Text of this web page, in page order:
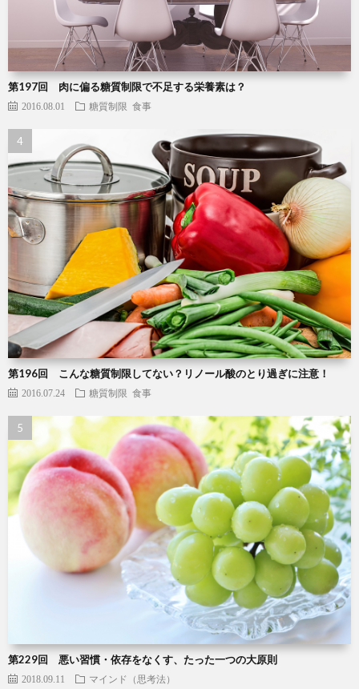
第197回 肉に偏る糖質制限で不足する栄養素は？
2016.08.01 糖質制限 食事
第196回 こんな糖質制限してない？リノール酸のとり過ぎに注意！
2016.07.24 糖質制限 食事
第229回 悪い習慣・依存をなくす、たった一つの大原則
2018.09.11 マインド（思考法）